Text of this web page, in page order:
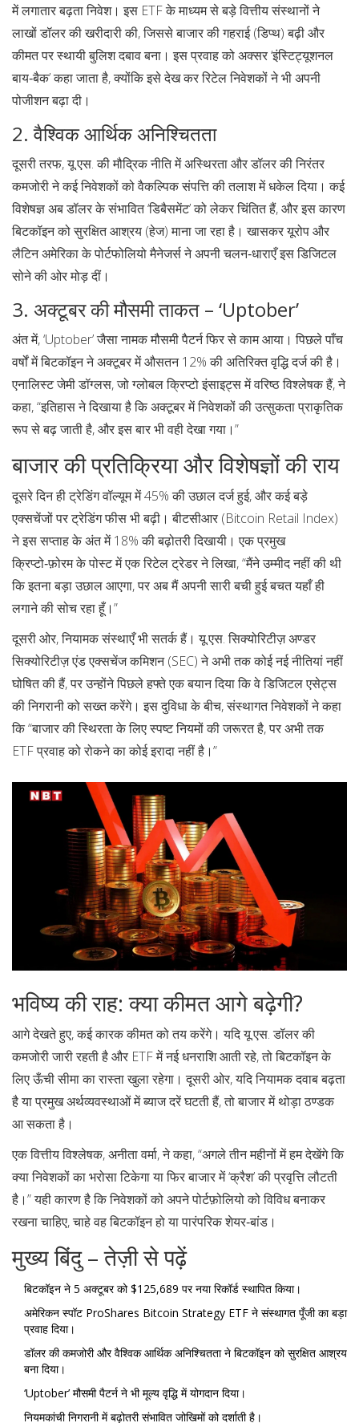
में लगातार बढ़ता निवेश। इस ETF के माध्यम से बड़े वित्तीय संस्थानों ने
लाखों डॉलर की खरीदारी की, जिससे बाजार की गहराई (डिप्थ) बढ़ी और
कीमत पर स्थायी बुलिश दबाव बना। इस प्रवाह को अक्सर ‘इंस्टिट्यूशनल
बाय‑बैक’ कहा जाता है, क्योंकि इसे देख कर रिटेल निवेशकों ने भी अपनी
पोजीशन बढ़ा दी।
2. वैश्विक आर्थिक अनिश्चितता
दूसरी तरफ, यू.एस. की मौद्रिक नीति में अस्थिरता और डॉलर की निरंतर
कमजोरी ने कई निवेशकों को वैकल्पिक संपत्ति की तलाश में धकेल दिया। कई
विशेषज्ञ अब डॉलर के संभावित ‘डिबैसमेंट’ को लेकर चिंतित हैं, और इस कारण
बिटकॉइन को सुरक्षित आश्रय (हेज) माना जा रहा है। खासकर यूरोप और
लैटिन अमेरिका के पोर्टफोलियो मैनेजर्स ने अपनी चलन‑धाराएँ इस डिजिटल
सोने की ओर मोड़ दीं।
3. अक्टूबर की मौसमी ताकत – ‘Uptober’
अंत में, ‘Uptober’ जैसा नामक मौसमी पैटर्न फिर से काम आया। पिछले पाँच
वर्षों में बिटकॉइन ने अक्टूबर में औसतन 12% की अतिरिक्त वृद्धि दर्ज की है।
एनालिस्ट जेमी डॉग्लस, जोग्लोबल क्रिप्टो इंसाइट्समें वरिष्ठ विश्लेषक हैं, ने
कहा, “इतिहास ने दिखाया है कि अक्टूबर में निवेशकों की उत्सुकता प्राकृतिक
रूप से बढ़ जाती है, और इस बार भी वही देखा गया।”
बाजार की प्रतिक्रिया और विशेषज्ञों की राय
दूसरे दिन ही ट्रेडिंग वॉल्यूम में 45% की उछाल दर्ज हुई, और कई बड़े
एक्सचेंजों पर ट्रेडिंग फीस भी बढ़ी। बीटसीआर (Bitcoin Retail Index)
ने इस सप्ताह के अंत में 18% की बढ़ोतरी दिखायी। एक प्रमुख
क्रिप्टो‑फ़ोरम के पोस्ट में एक रिटेल ट्रेडर ने लिखा, “मैंने उम्मीद नहीं की थी
कि इतना बड़ा उछाल आएगा, पर अब मैं अपनी सारी बची हुई बचत यहाँ ही
लगाने की सोच रहा हूँ।”
दूसरी ओर, नियामक संस्थाएँ भी सतर्क हैं। यू.एस. सिक्योरिटीज़ अण्डर
सिक्योरिटीज़ एंड एक्सचेंज कमिशन (SEC) ने अभी तक कोई नई नीतियां नहीं
घोषित की हैं, पर उन्होंने पिछले हफ्ते एक बयान दिया कि वे डिजिटल एसेट्स
की निगरानी को सख्त करेंगे। इस दुविधा के बीच, संस्थागत निवेशकों ने कहा
कि “बाजार की स्थिरता के लिए स्पष्ट नियमों की जरूरत है, पर अभी तक
ETF प्रवाह को रोकने का कोई इरादा नहीं है।”
भविष्य की राह: क्या कीमत आगे बढ़ेगी?
आगे देखते हुए, कई कारक कीमत को तय करेंगे। यदि यू.एस. डॉलर की
कमजोरी जारी रहती है और ETF में नई धनराशि आती रहे, तो बिटकॉइन के
लिए ऊँची सीमा का रास्ता खुला रहेगा। दूसरी ओर, यदि नियामक दवाब बढ़ता
है या प्रमुख अर्थव्यवस्थाओं में ब्याज दरें घटती हैं, तो बाजार में थोड़ा ठण्डक
आ सकता है।
एक वित्तीय विश्लेषक, अनीता वर्मा, ने कहा, “अगले तीन महीनों में हम देखेंगे कि
क्या निवेशकों का भरोसा टिकेगा या फिर बाजार में ‘क्रैश’ की प्रवृत्ति लौटती
है।” यही कारण है कि निवेशकों को अपने पोर्टफ़ोलियो को विविध बनाकर
रखना चाहिए, चाहे वह बिटकॉइन हो या पारंपरिक शेयर‑बांड।
मुख्य बिंदु – तेज़ी से पढ़ें
बिटकॉइन ने 5 अक्टूबर को $125,689 पर नया रिकॉर्ड स्थापित किया।
अमेरिकन स्पॉट ProShares Bitcoin Strategy ETF ने संस्थागत पूँजी का बड़ा
प्रवाह दिया।
डॉलर की कमजोरी और वैश्विक आर्थिक अनिश्चितता ने बिटकॉइन को सुरक्षित आश्रय
बना दिया।
‘Uptober’ मौसमी पैटर्न ने भी मूल्य वृद्धि में योगदान दिया।
नियमकांची निगरानी में बढ़ोतरी संभावित जोखिमों को दर्शाती है।